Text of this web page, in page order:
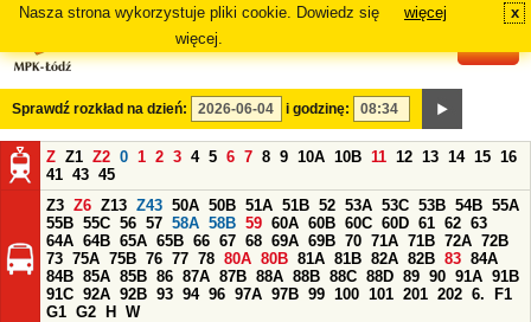
Nasza strona wykorzystuje pliki cookie. Dowiedz się
więcej.
więcej x
Sprawdź rozkład na dzień: i godzinę:
Z Z1 Z2 0 1 2 3 4 5 6 7 8 9 10A 10B 11 12 13 14 15 16
41 43 45
Z3 Z6 Z13 Z43 50A 50B 51A 51B 52 53A 53C 53B 54B 55A
55B 55C 56 57 58A 58B 59 60A 60B 60C 60D 61 62 63
64A 64B 65A 65B 66 67 68 69A 69B 70 71A 71B 72A 72B
73 75A 75B 76 77 78 80A 80B 81A 81B 82A 82B 83 84A
84B 85A 85B 86 87A 87B 88A 88B 88C 88D 89 90 91A 91B
91C 92A 92B 93 94 96 97A 97B 99 100 101 201 202 6.
F1
G1 G2 H
W